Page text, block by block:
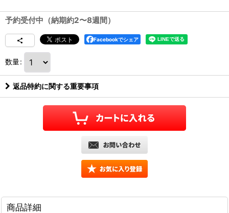
予約受付中（納期約2〜8週間）
Facebookでシェア
数量:
返品特約に関する重要事項
商品詳細